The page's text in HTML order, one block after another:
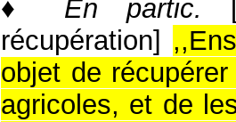
♦ En partic.
récupération]
objet de
agricoles, et de